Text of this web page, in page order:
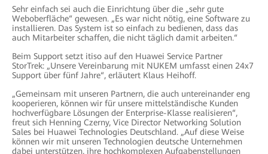
Sehr einfach sei auch die Einrichtung über die „sehr gute
Weboberfläche“ gewesen. „Es war nicht nötig, eine Software zu
installieren. Das System ist so einfach zu bedienen, dass das
auch Mitarbeiter schaffen, die nicht täglich damit arbeiten.“
Beim Support setzt itiso auf den Huawei Service Partner
StorTrek: „Unsere Vereinbarung mit NUKEM umfasst einen 24x7
Support über fünf Jahre“, erläutert Klaus Heihoff.
„Gemeinsam mit unseren Partnern, die auch untereinander eng
kooperieren, können wir für unsere mittelständische Kunden
hochverfügbare Lösungen der Enterprise-Klasse realisieren“,
freut sich Henning Czerny, Vice Director Networking Solution
Sales bei Huawei Technologies Deutschland. „Auf diese Weise
können wir mit unseren Technologien deutsche Unternehmen
dabei unterstützen, ihre hochkomplexen Aufgabenstellungen